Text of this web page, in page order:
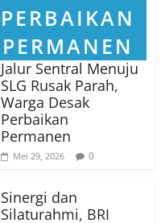
Jalur Sentral Menuju
SLG Rusak Parah,
Warga Desak
Perbaikan
Permanen
Mei 29, 2026 0
Sinergi dan
Silaturahmi, BRI